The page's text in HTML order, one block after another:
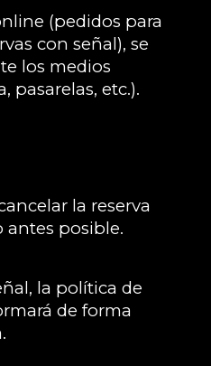
(pedidos para
con señal), se
los medios
pasarelas, etc.).
la reserva
posible.
la política de
de forma